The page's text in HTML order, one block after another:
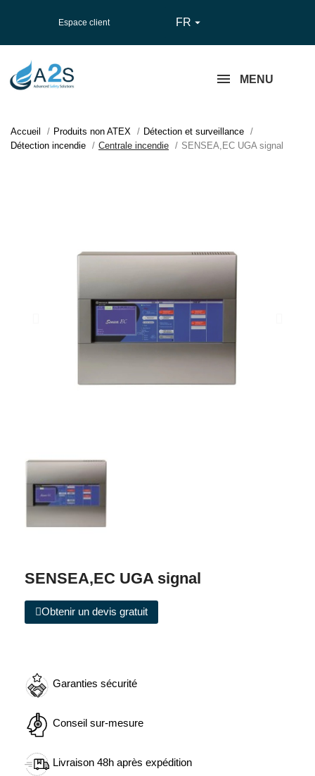
Espace client FR 
MENU
Accueil Produits non ATEX
Détection et surveillance
Détection incendie
Centrale incendie SENSEA,EC UGA signal
SENSEA,EC UGA signal
Obtenir un devis gratuit
Garanties sécurité
Conseil sur-mesure
Livraison 48h après expédition